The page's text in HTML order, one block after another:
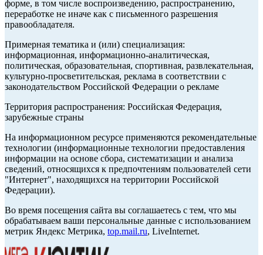
форме, в том числе воспроизведению, распространению,
переработке не иначе как с письменного разрешения
правообладателя.
Примерная тематика и (или) специализация:
информационная, информационно-аналитическая,
политическая, образовательная, спортивная, развлекательная,
культурно-просветительская, реклама в соответствии с
законодательством Российской Федерации о рекламе
Территория распространения: Российская Федерация,
зарубежные страны
На информационном ресурсе применяются рекомендательные
технологии (информационные технологии предоставления
информации на основе сбора, систематизации и анализа
сведений, относящихся к предпочтениям пользователей сети
"Интернет", находящихся на территории Российской
Федерации).
Во время посещения сайта вы соглашаетесь с тем, что мы
обрабатываем ваши персональные данные с использованием
метрик Яндекс Метрика, top.mail.ru, LiveInternet.